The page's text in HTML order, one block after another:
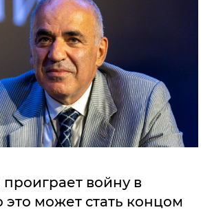
войну в
это может стать концом